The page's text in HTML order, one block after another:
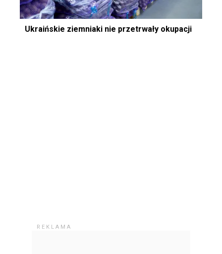
Ukraińskie ziemniaki nie przetrwały okupacji